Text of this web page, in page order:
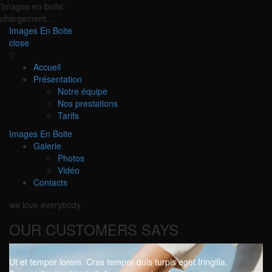
'images en boite'
chargement...
Images En Boite
close
Accueil
Présentation
Notre équipe
Nos prestations
Tarifs
Images En Boite
Galerie
Photos
Vidéo
Contacts
we love everybody
OUR CUSTOMERS SAYS
Ut et tempor lorem. Cras tempor quis turpis eget fringilla.